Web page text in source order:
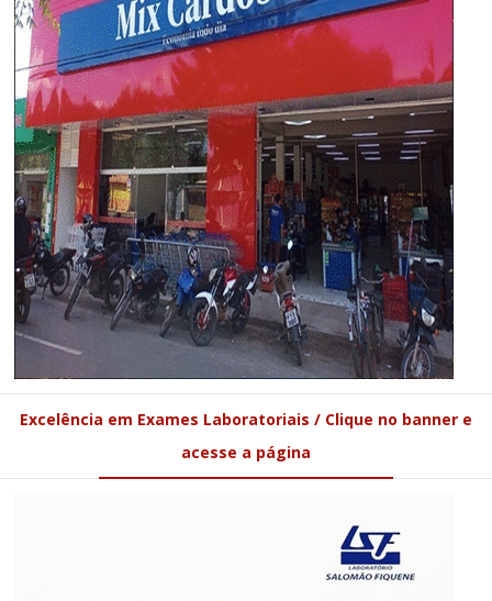
Excelência em Exames Laboratoriais / Clique no banner e
acesse a página